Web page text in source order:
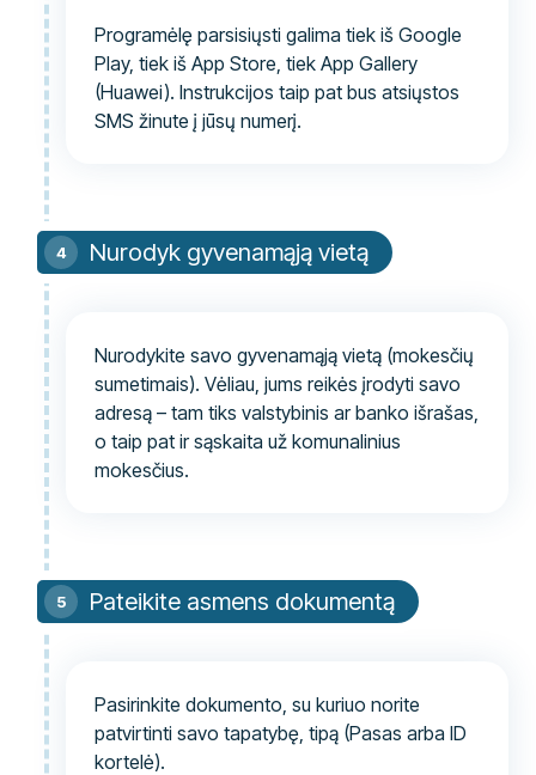
Programėlę parsisiųsti galima tiek iš Google
Play, tiek iš App Store, tiek App Gallery
(Huawei). Instrukcijos taip pat bus atsiųstos
SMS žinute į jūsų numerį.
Nurodyk gyvenamąją vietą
Nurodykite savo gyvenamąją vietą (mokesčių
sumetimais). Vėliau, jums reikės įrodyti savo
adresą – tam tiks valstybinis ar banko išrašas,
o taip pat ir sąskaita už komunalinius
mokesčius.
Pateikite asmens dokumentą
Pasirinkite dokumento, su kuriuo norite
patvirtinti savo tapatybę, tipą (Pasas arba ID
kortelė).